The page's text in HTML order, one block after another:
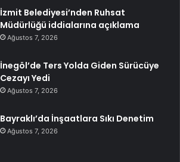
İzmit Belediyesi’nden Ruhsat
Müdürlüğü iddialarına açıklama
Ağustos 7, 2026
İnegöl’de Ters Yolda Giden Sürücüye
Cezayı Yedi
Ağustos 7, 2026
Bayraklı’da İnşaatlara Sıkı Denetim
Ağustos 7, 2026